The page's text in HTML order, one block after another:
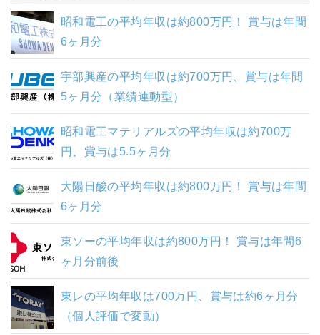
昭和電工の平均年収は約800万円！ 賞与は年間
6ヶ月分
宇部興産の平均年収は約700万円、賞与は年間
5ヶ月分（業績連動型）
昭和電工マテリアルズの平均年収は約700万
円、賞与は5.5ヶ月分
大陽日酸の平均年収は約800万円！ 賞与は年間
6ヶ月分
東ソーの平均年収は約800万円！ 賞与は年間6
ヶ月分前後
東レの平均年収は700万円、賞与は約6ヶ月分
（個人評価で変動）